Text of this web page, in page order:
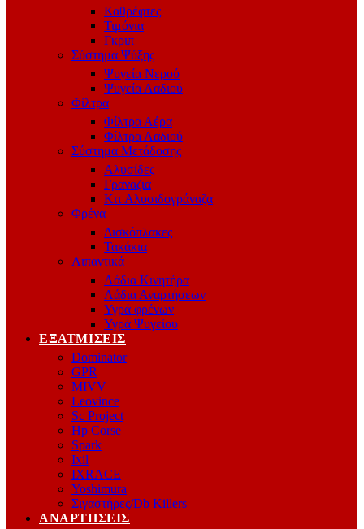
Καθρέφτες
Τιμόνια
Γκριπ
Σύστημα Ψύξης
Ψυγεία Νερού
Ψυγεία Λαδιού
Φίλτρα
Φίλτρα Αέρα
Φίλτρα Λαδιού
Σύστημα Μετάδοσης
Αλυσίδες
Γραναζια
Κιτ Αλυσιδογράναζα
Φρένα
Δισκόπλακες
Τακάκια
Λιπαντικά
Λάδια Κινητήρα
Λάδια Αναρτήσεων
Υγρά φρένων
Υγρά Ψυγείου
ΕΞΑΤΜΊΣΕΙΣ
Dominator
GPR
MIVV
Leovince
Sc Project
Hp Corse
Spark
Ixil
IXRACE
Yoshimura
Σιγαστήρες/Db Killers
ΑΝΑΡΤΉΣΕΙΣ